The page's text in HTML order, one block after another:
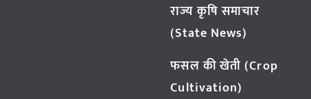
राज्य कृषि समाचार
(State News)
फसल की खेती (Crop
Cultivation)